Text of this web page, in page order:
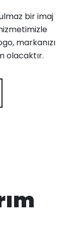
bir imaj
markanızı
olacaktır.